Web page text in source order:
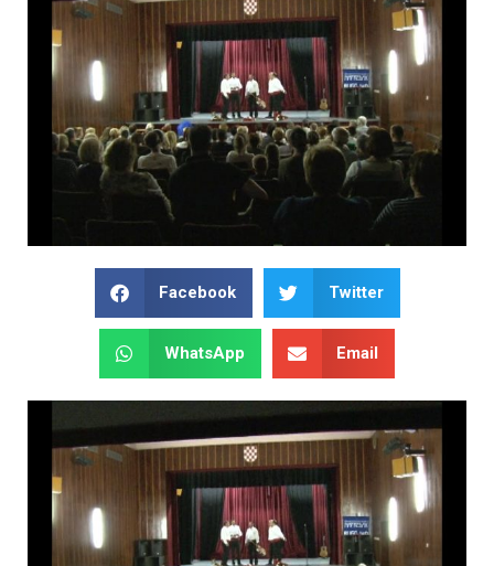
Facebook Twitter
WhatsApp Email